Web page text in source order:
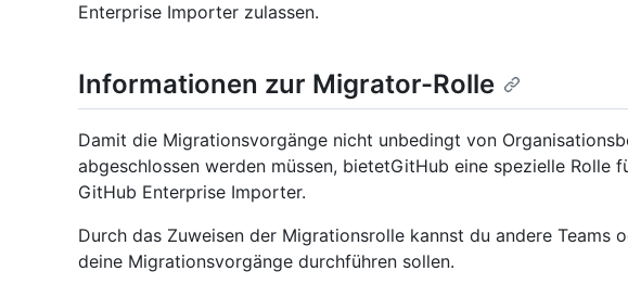
Enterprise Importer zulassen.
Informationen zur Migrator-Rolle
Damit die Migrationsvorgänge nicht unbedingt von
abgeschlossen werden müssen, bietetGitHub eine spezielle Rolle
GitHub Enterprise Importer.
Durch das Zuweisen der Migrationsrolle kannst du andere Teams
deine Migrationsvorgänge durchführen sollen.